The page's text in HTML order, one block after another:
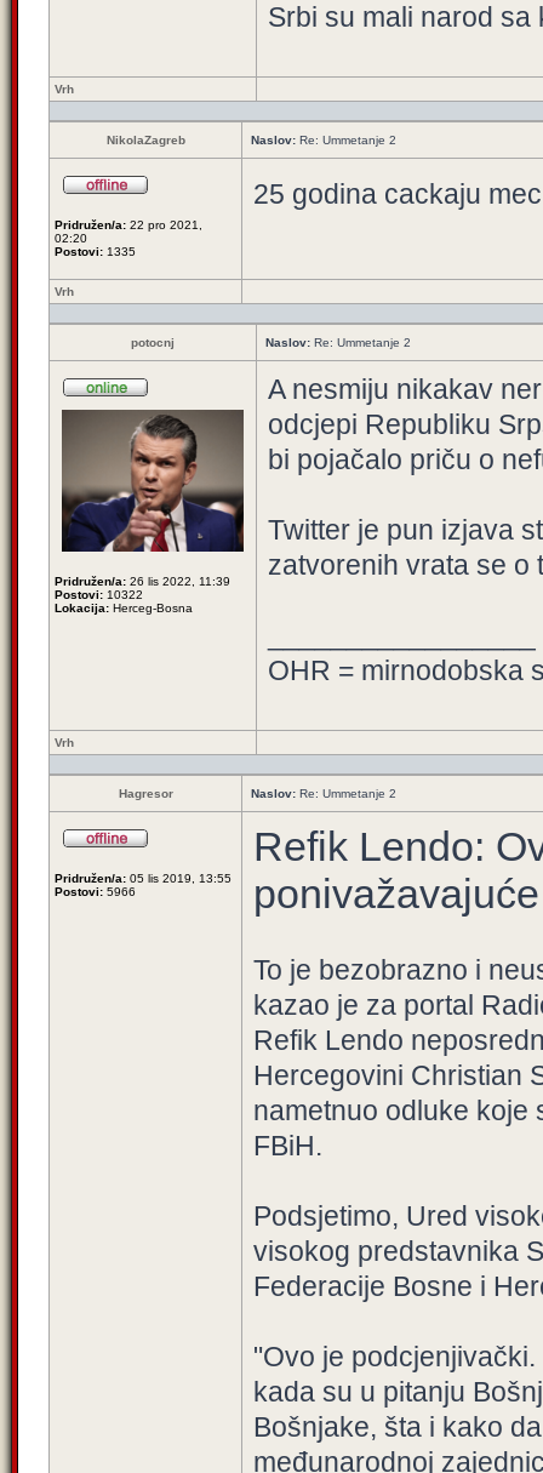
Srbi su mali narod
Vrh
NikolaZagreb Naslov: Re: Ummetanje 2
Pridružen/a: 22 pro 2021,
02:20
Postovi: 1335
25 godina cackaju
Vrh
potocnj Naslov: Re: Ummetanje 2
Pridružen/a: 26 lis 2022, 11:39
Postovi: 10322
Lokacija: Herceg-Bosna
A nesmiju nikakav
odcjepi Republiku
bi pojačalo priču o
Twitter je pun izjava
zatvorenih vrata se o
OHR = mirnodobska
Vrh
Hagresor Naslov: Re: Ummetanje 2
Pridružen/a: 05 lis 2019, 13:55
Postovi: 5966
Refik Lendo:
To je bezobrazno i
kazao je za portal
Refik Lendo
Hercegovini Christian
nametnuo odluke koje
FBiH.
Podsjetimo, Ured
visokog predstavnika
Federacije Bosne i
"Ovo je
kada su u pitanju
Bošnjake, šta i kako
međunarodnoj